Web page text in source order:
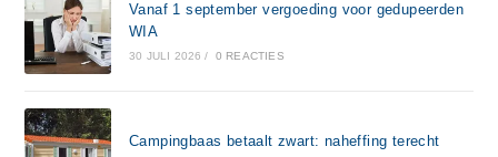
Vanaf 1 september vergoeding voor gedupeerden
WIA
30 JULI 2026 / 0 REACTIES
Campingbaas betaalt zwart: naheffing terecht